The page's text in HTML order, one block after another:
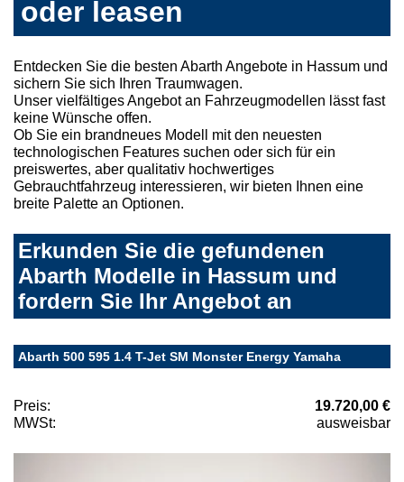
oder leasen
Entdecken Sie die besten Abarth Angebote in Hassum und
sichern Sie sich Ihren Traumwagen.
Unser vielfältiges Angebot an Fahrzeugmodellen lässt fast
keine Wünsche offen.
Ob Sie ein brandneues Modell mit den neuesten
technologischen Features suchen oder sich für ein
preiswertes, aber qualitativ hochwertiges
Gebrauchtfahrzeug interessieren, wir bieten Ihnen eine
breite Palette an Optionen.
Erkunden Sie die gefundenen
Abarth Modelle in Hassum und
fordern Sie Ihr Angebot an
Abarth 500 595 1.4 T-Jet SM Monster Energy Yamaha
Preis:
19.720,00 €
MWSt:
ausweisbar